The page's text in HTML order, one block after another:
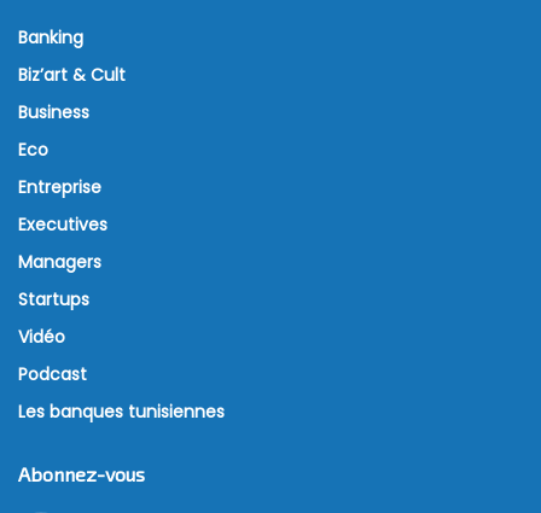
Banking
Biz’art & Cult
Business
Eco
Entreprise
Executives
Managers
Startups
Vidéo
Podcast
Les banques tunisiennes
Abonnez-vous